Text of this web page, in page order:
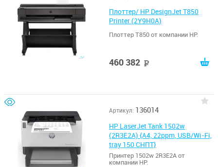
Плоттер/ HP DesignJet T850
Printer (2Y9H0A)
Плоттер T850 от компании HP.
460 382
Артикул: 136014
HP LaserJet Tank 1502w
(2R3E2A) {A4, 22ppm, USB/Wi-Fi,
tray 150 СНПТ}
Принтер 1502w 2R3E2A от
компании HP.